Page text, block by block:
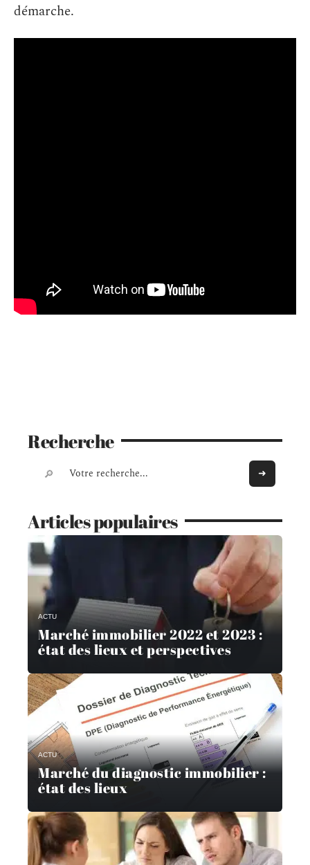
démarche.
Recherche
Articles populaires
ACTU
Marché immobilier 2022 et 2023 :
état des lieux et perspectives
ACTU
Marché du diagnostic immobilier :
état des lieux